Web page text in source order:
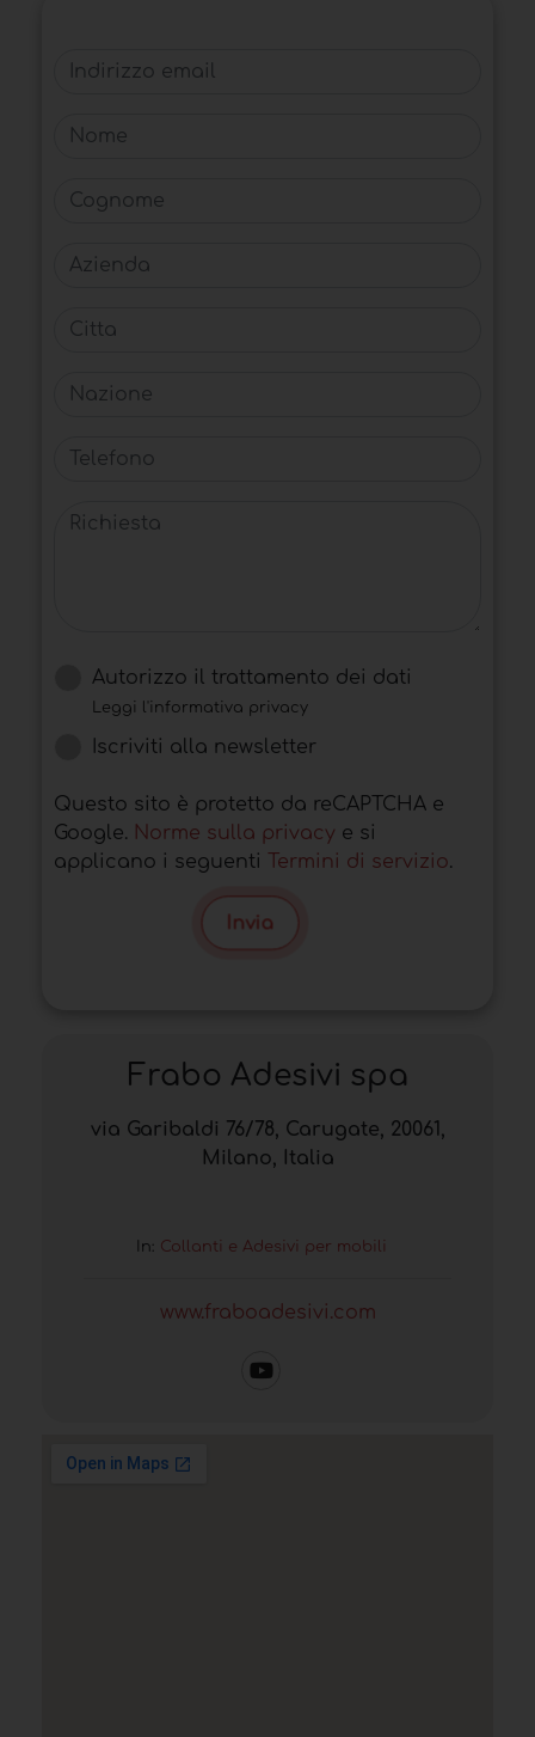
Indirizzo email
Nome
Cognome
Azienda
Citta
Nazione
Telefono
Richiesta
Autorizzo il trattamento dei dati
Leggi l'informativa privacy
Iscriviti alla newsletter
Questo sito è protetto da reCAPTCHA e
Google. Norme sulla privacy e si
applicano i seguenti
Termini di servizio.
Invia
Frabo Adesivi spa
via Garibaldi 76/78, Carugate, 20061,
Milano, Italia
In: Collanti e Adesivi per mobili
www.fraboadesivi.com